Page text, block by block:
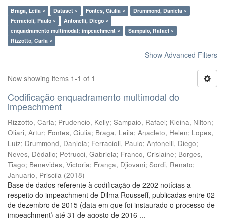
Braga, Leila × Dataset × Fontes, Giulia ×
Drummond, Daniela ×
Ferracioli, Paulo ×
Antonelli, Diego ×
enquadramento multimodal; impeachment ×
Sampaio, Rafael ×
Rizzotto, Carla ×
Show Advanced Filters
Now showing items 1-1 of 1
Codificação enquadramento multimodal do
impeachment
Rizzotto, Carla; Prudencio, Kelly; Sampaio, Rafael; Kleina, Nilton;
Oliari, Artur; Fontes, Giulia; Braga, Leila; Anacleto, Helen; Lopes,
Luiz; Drummond, Daniela; Ferracioli, Paulo; Antonelli, Diego;
Neves, Dédallo; Petrucci, Gabriela; Franco, Crislaine; Borges,
Tiago; Benevides, Victoria; França, Djiovani; Sordi, Renato;
Januario, Priscila (2018)
Base de dados referente à codificação de 2202 notícias a
respeito do impeachment de Dilma Rousseff, publicadas entre 02
de dezembro de 2015 (data em que foi instaurado o processo de
impeachment) até 31 de agosto de 2016 ...